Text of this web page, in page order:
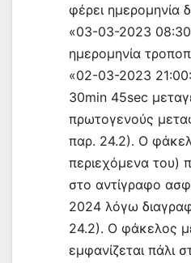
φέρει ημερομηνία
«03-03-2023
ημερομηνία
«02-03-2023
30min 45sec
πρωτογενούς
παρ. 24.2). Ο
περιεχόμενα του)
στο αντίγραφο
2024 λόγω
24.2). Ο φάκελος
εμφανίζεται πάλι